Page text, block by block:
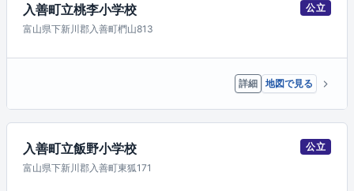
入善町立桃李小学校
公立
富山県下新川郡入善町椚山813
詳細 地図で見る
入善町立飯野小学校
公立
富山県下新川郡入善町東狐171